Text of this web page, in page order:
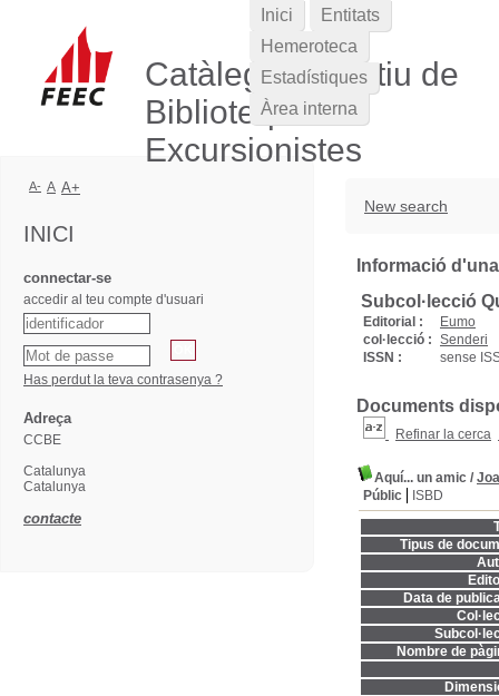
Catàleg Col·lectiu de
Biblioteques
Excursionistes
New search
Informació
Subcol·lecció
Editorial :
Eumo
col·lecció : Senderi
ISSN :
sense
Documents
Refinar la cerca
Aquí... un amic /
Públic
ISBD
Tipus de
Data de
Nombre de
Inici
Entitats
Hemeroteca
Estadístiques
Àrea interna
A- A A+
INICI
connectar-se
accedir al teu compte d'usuari
Has perdut la teva contrasenya ?
Adreça
CCBE
Catalunya
Catalunya
contacte